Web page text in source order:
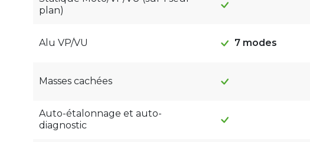
plan)
Alu VP/VU 7 modes
Masses cachées
Auto-étalonnage et auto-
diagnostic